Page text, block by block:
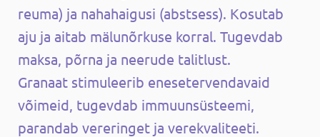
reuma) ja nahahaigusi (abstsess). Kosutab
aju ja aitab mälunõrkuse korral. Tugevdab
maksa, põrna ja neerude talitlust.
Granaat stimuleerib enesetervendavaid
võimeid, tugevdab immuunsüsteemi,
parandab vereringet ja verekvaliteeti.